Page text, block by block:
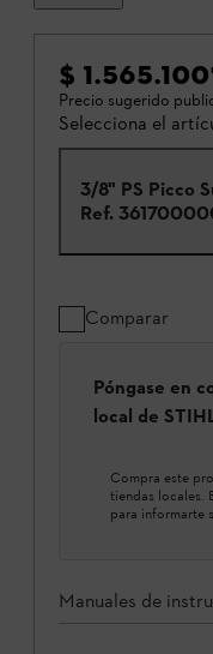
$ 1.565.100
Precio sugerido
Selecciona el
Ref.
Comparar
Póngase en
local de
Compra este
tiendas locales.
para informarte
Manuales de